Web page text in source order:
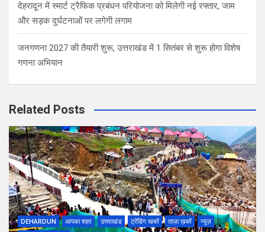
देहरादून में स्मार्ट ट्रैफिक प्रबंधन परियोजना को मिलेगी नई रफ्तार, जाम
और सड़क दुर्घटनाओं पर लगेगी लगाम
जनगणना 2027 की तैयारी शुरू, उत्तराखंड में 1 सितंबर से शुरू होगा विशेष
गणना अभियान
Related Posts
DEHARDUN आपका शहर उत्तराखंड ट्रेंडिंग खबरें ताज़ा ख़बरें
न्यूज़